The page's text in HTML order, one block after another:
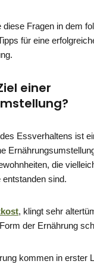
diese Fragen in dem
für eine
einer
Essverhaltens ist
die
sind.
, klingt sehr
der Ernährung
kommen in erster